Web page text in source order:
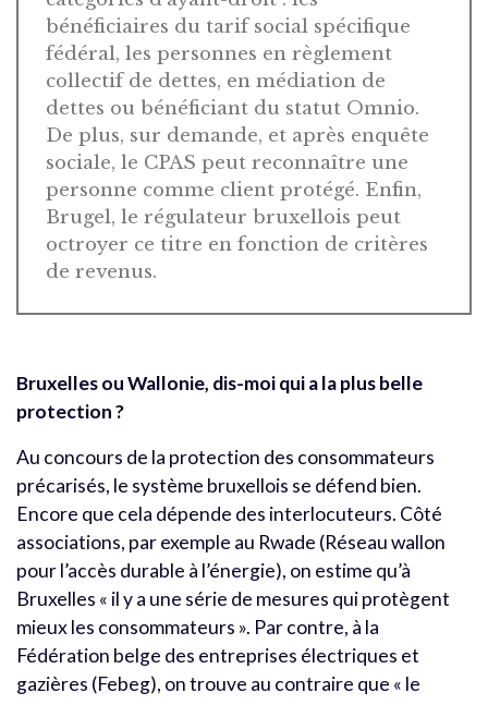
bénéficiaires du tarif social spécifique
fédéral, les personnes en règlement
collectif de dettes, en médiation de
dettes ou bénéficiant du statut Omnio.
De plus, sur demande, et après enquête
sociale, le CPAS peut reconnaître une
personne comme client protégé. Enfin,
Brugel, le régulateur bruxellois peut
octroyer ce titre en fonction de critères
de revenus.
Bruxelles ou Wallonie, dis-moi qui a la plus belle
protection ?
Au concours de la protection des consommateurs
précarisés, le système bruxellois se défend bien.
Encore que cela dépende des interlocuteurs. Côté
associations, par exemple au Rwade (Réseau wallon
pour l’accès durable à l’énergie), on estime qu’à
Bruxelles « il y a une série de mesures qui protègent
mieux les consommateurs ». Par contre, à la
Fédération belge des entreprises électriques et
gazières (Febeg), on trouve au contraire que « le